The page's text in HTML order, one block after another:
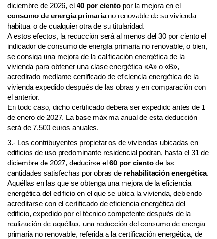
diciembre de 2026, el 40 por ciento por la mejora en el
consumo de energía primariano renovable de su vivienda
habitual o de cualquier otra de su titularidad.
A estos efectos, la reducción será al menos del 30 por ciento el
indicador de consumo de energía primaria no renovable, o bien,
se consiga una mejora de la calificación energética de la
vivienda para obtener una clase energética «A» o «B»,
acreditado mediante certificado de eficiencia energética de la
vivienda expedido después de las obras y en comparación con
el anterior.
En todo caso, dicho certificado deberá ser expedido antes de 1
de enero de 2027. La base máxima anual de esta deducción
será de 7.500 euros anuales.
3.- Los contribuyentes propietarios de viviendas ubicadas en
edificios de uso predominante residencial podrán, hasta el 31 de
diciembre de 2027, deducirse el 60 por ciento de las
cantidades satisfechas por obras de rehabilitación energética.
Aquéllas en las que se obtenga una mejora de la eficiencia
energética del edificio en el que se ubica la vivienda, debiendo
acreditarse con el certificado de eficiencia energética del
edificio, expedido por el técnico competente después de la
realización de aquéllas, una reducción del consumo de energía
primaria no renovable, referida a la certificación energética, de